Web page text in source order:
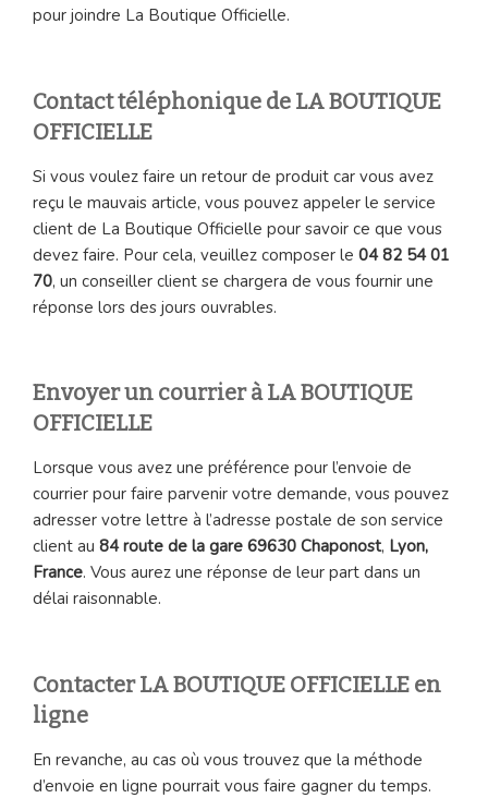
pour joindre La Boutique Officielle.
Contact téléphonique de LA BOUTIQUE
OFFICIELLE
Si vous voulez faire un retour de produit car vous avez
reçu le mauvais article, vous pouvez appeler le service
client de La Boutique Officielle pour savoir ce que vous
devez faire. Pour cela, veuillez composer le 04 82 54 01
70, un conseiller client se chargera de vous fournir une
réponse lors des jours ouvrables.
Envoyer un courrier à LA BOUTIQUE
OFFICIELLE
Lorsque vous avez une préférence pour l’envoie de
courrier pour faire parvenir votre demande, vous pouvez
adresser votre lettre à l’adresse postale de son service
client au 84 route de la gare 69630 Chaponost, Lyon,
France. Vous aurez une réponse de leur part dans un
délai raisonnable.
Contacter LA BOUTIQUE OFFICIELLE en
ligne
En revanche, au cas où vous trouvez que la méthode
d’envoie en ligne pourrait vous faire gagner du temps.